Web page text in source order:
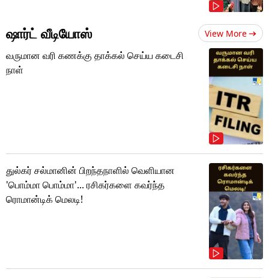
ஷார்ட் வீடியோஸ் View More
வருமான வரி கணக்கு தாக்கல் செய்ய கடைசி
நாள்
துல்கர் சல்மானின் பிறந்தநாளில் வெளியான
'பொம்மா பொம்மா'... ரசிகர்களை கவர்ந்த
ரொமான்டிக் மெலடி!